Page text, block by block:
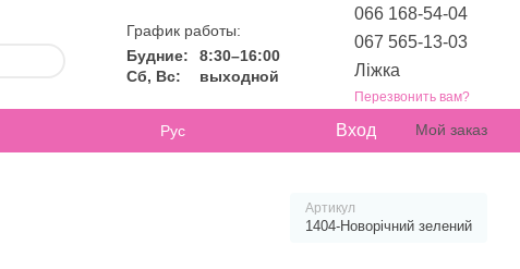
График работы:
Будние:
8:30–16:00
Сб, Вс:
выходной
066 168-54-04
067 565-13-03
Ліжка
Перезвонить вам?
Рус Вход Мой заказ
Артикул
1404-Новорічний зелений